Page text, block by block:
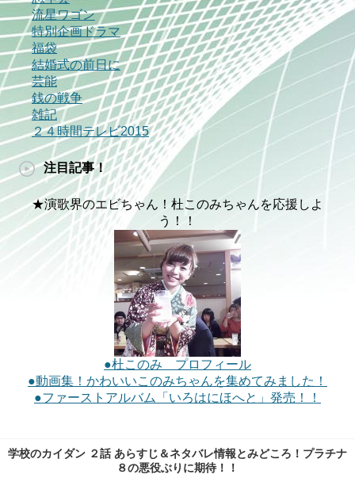
流星ワゴン
特別企画ドラマ
福袋
結婚式の前日に
芸能
銭の戦争
雑記
２４時間テレビ2015
注目記事！
★演歌界のエビちゃん！杜このみちゃんを応援しよ
う！！
●杜このみ プロフィール
●動画集！かわいいこのみちゃんを集めてみました！
●ファーストアルバム「いろはにほへと」発売！！
学校のカイダン ２話 あらすじ＆ネタバレ情報とみどころ！プラチナ
８の悪役ぶりに期待！！